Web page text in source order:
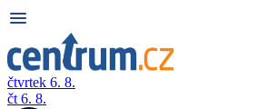
čtvrtek 6. 8.
čt 6. 8.